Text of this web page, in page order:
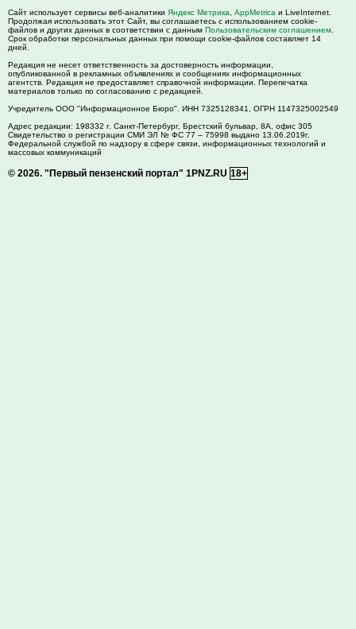
Сайт использует сервисы веб-аналитики Яндекс Метрика AppMetrica и LiveInternet.
Продолжая использовать этот Сайт, вы соглашаетесь с использованием cookie-
файлов и других данных в соответствии с данным Пользовательским соглашением
Срок обработки персональных данных при помощи cookie-файлов составляет 14
дней.
Редакция не несет ответственность за достоверность информации,
опубликованной в рекламных объявлениях и сообщениях информационных
агентств. Редакция не предоставляет справочной информации. Перепечатка
материалов только по согласованию с редакцией.
Учредитель ООО "Информационное Бюро". ИНН 7325128341, ОГРН 1147325002549
Адрес редакции: 198332 г. Санкт-Петербург, Брестский бульвар, 8А, офис 305
Свидетельство о регистрации СМИ ЭЛ № ФС 77 – 75998 выдано 13.06.2019г.
Федеральной службой по надзору в сфере связи, информационных технологий и
массовых коммуникаций
© 2026. "Первый пензенский портал" 1PNZ.RU 18+